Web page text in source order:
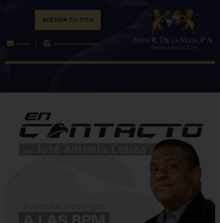
AGENDA TU CITA
Email Visita mi sitio web